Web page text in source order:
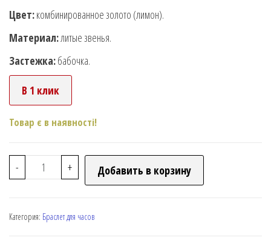
Цвет:комбинированное золото (лимон).
Материал:литые звенья.
Застежка:бабочка.
В 1 клик
Товар є в наявності!
- + Добавить в корзину
Категория: Браслет для часов